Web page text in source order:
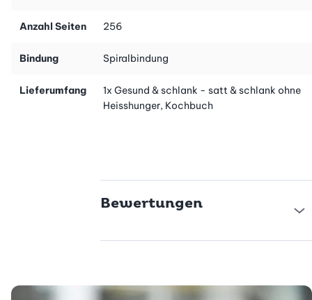
Anzahl Seiten 256
Bindung Spiralbindung
Lieferumfang
1x Gesund & schlank - satt & schlank ohne
Heisshunger, Kochbuch
Bewertungen